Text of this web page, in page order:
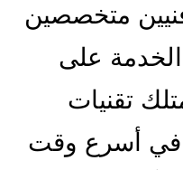
متخصصين
على
تقنيات
في أسرع وقت